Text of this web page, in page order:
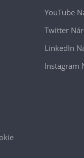
YouTube
Twitter
LinkedIn
Instagram